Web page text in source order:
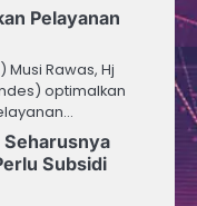
Pelayanan
Musi Rawas, Hj
optimalkan
Seharusnya
Subsidi